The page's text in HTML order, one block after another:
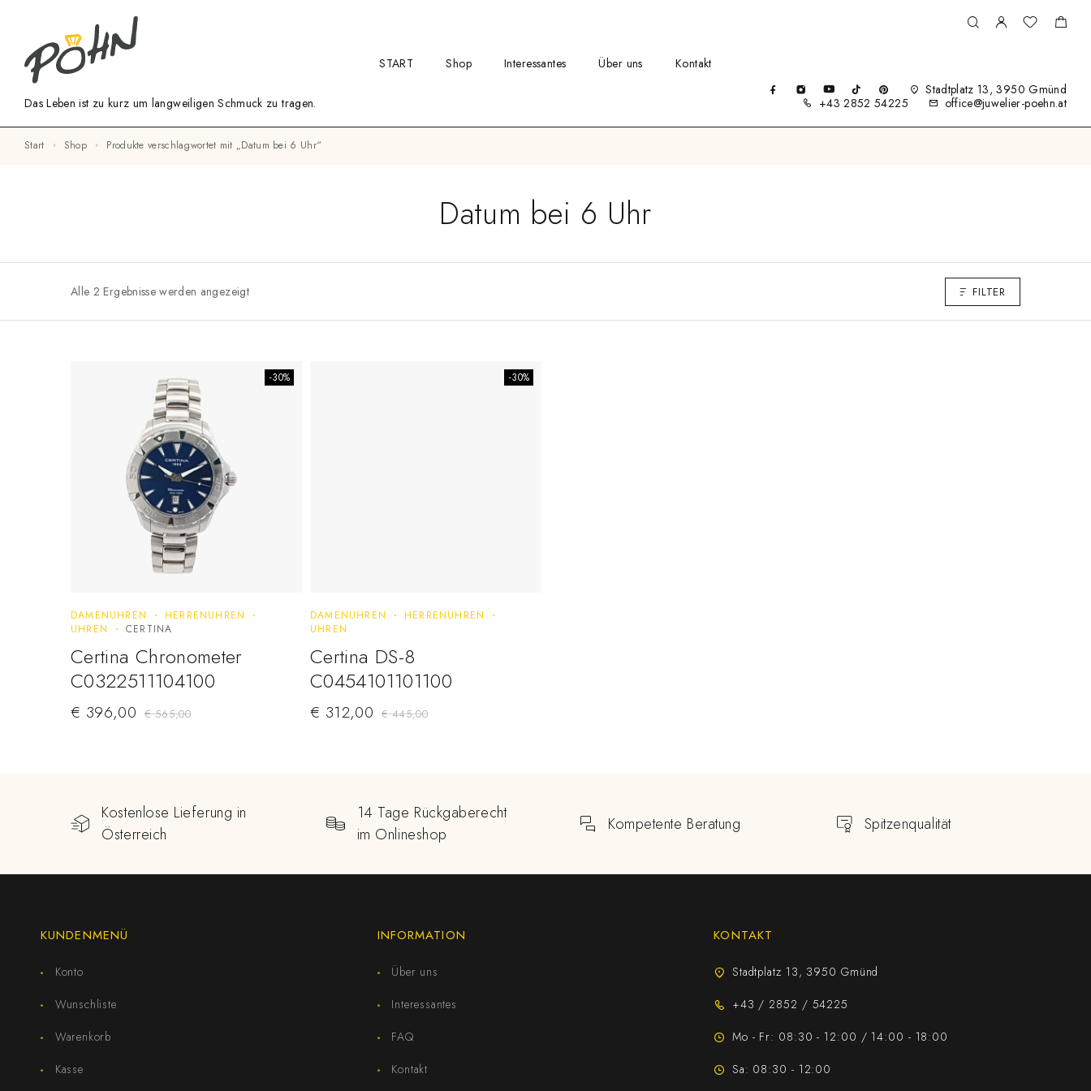
Das Leben ist zu kurz um langweiligen Schmuck zu tragen.
START Shop Interessantes Über uns
Kontakt
Stadtplatz 13, 3950 Gmünd
+43 2852 54225
office@juwelier-poehn.at
Start Shop Produkte verschlagwortet mit „Datum bei 6 Uhr“
Datum bei 6 Uhr
Alle 2 Ergebnisse werden angezeigt FILTER
-30%
DAMENUHREN
HERRENUHREN
UHREN
CERTINA
Certina Chronometer
C0322511104100
€565,00
€ 396,00
-30%
DAMENUHREN
HERRENUHREN
UHREN
Certina DS-8
C0454101101100
€445,00
€ 312,00
Kostenlose Lieferung in
Österreich
14 Tage Rückgaberecht
im Onlineshop
Kompetente Beratung Spitzenqualität
KUNDENMENÜ
Konto
Wunschliste
Warenkorb
Kasse
INFORMATION
Über uns
Interessantes
FAQ
Kontakt
KONTAKT
Stadtplatz 13, 3950 Gmünd
+43 / 2852 / 54225
Mo - Fr: 08:30 - 12:00 / 14:00 - 18:00
Sa: 08:30 - 12:00